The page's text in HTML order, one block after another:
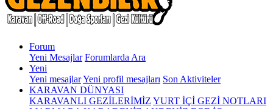
Forum
Yeni Mesajlar Forumlarda Ara
Yeni
Yeni mesajlarYeni profil mesajları Son Aktiviteler
KARAVAN DÜNYASI
KARAVANLI GEZİLERİMİZ YURT İÇİ GEZİ NOTLARI